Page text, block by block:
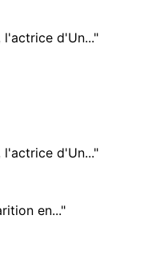
l'actrice d'Un..."
l'actrice d'Un..."
en..."